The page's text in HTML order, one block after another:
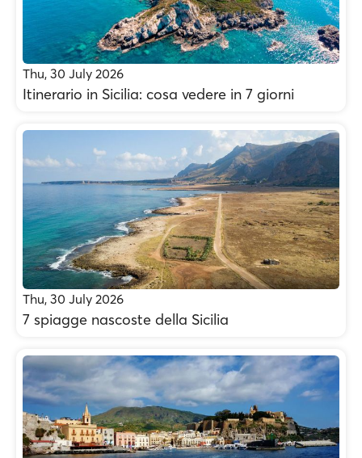
Thu, 30 July 2026
Itinerario in Sicilia: cosa vedere in 7 giorni
Thu, 30 July 2026
7 spiagge nascoste della Sicilia